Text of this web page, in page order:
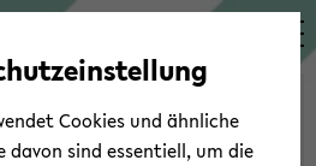
Automatische
vermeiden
skip
main
skip
main
skip
footer
Cookies und ähnliche
davon sind essentiell, um die